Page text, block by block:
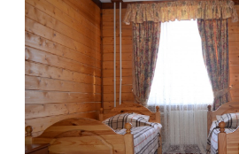
Информация
Вакансии Контакты